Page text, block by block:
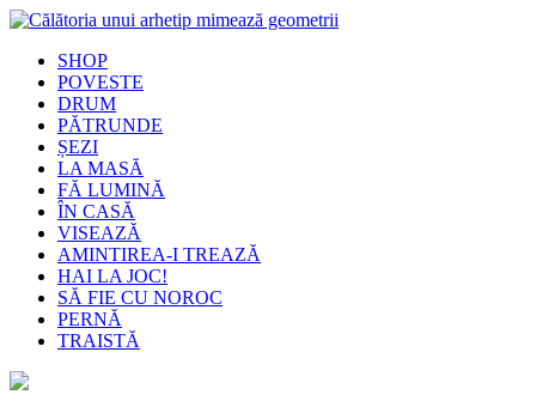
SHOP
POVESTE
DRUM
PĂTRUNDE
ȘEZI
LA MASĂ
FĂ LUMINĂ
ÎN CASĂ
VISEAZĂ
AMINTIREA-I TREAZĂ
HAI LA JOC!
SĂ FIE CU NOROC
PERNĂ
TRAISTĂ